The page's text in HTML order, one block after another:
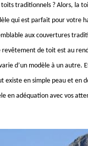
toits traditionnels ? Alors, la
qui est parfait pour votre
aux couvertures
revêtement de toit est au
d’un modèle à un autre.
existe en simple peau et en
en adéquation avec vos